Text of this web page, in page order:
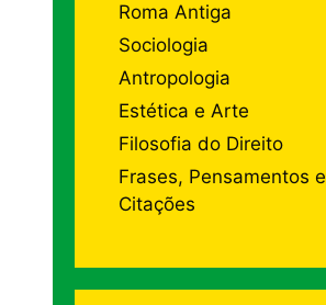
Roma Antiga
Sociologia
Antropologia
Estética e Arte
Filosofia do Direito
Frases, Pensamentos e
Citações